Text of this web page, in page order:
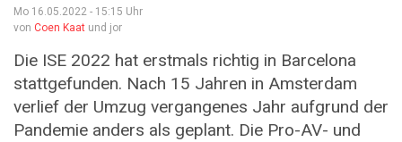
Mo 16.05.2022 - 15:15 Uhr
von Coen Kaat und jor
Die ISE 2022 hat erstmals richtig in Barcelona
stattgefunden. Nach 15 Jahren in Amsterdam
verlief der Umzug vergangenes Jahr aufgrund der
Pandemie anders als geplant. Die Pro-AV- und